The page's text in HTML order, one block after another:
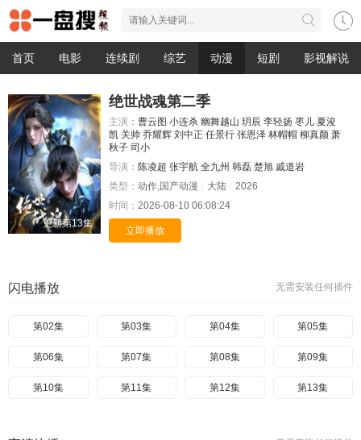
首页 电影 连续剧 综艺 动漫 短剧 影视解说
更新第13集
绝世战魂第二季
主演： 曹云图 小连杀 幽舞越山 玥辰 李轻扬 枣儿 夏浚
凯 关帅 乔耀辉 刘中正 任景行 张恩泽 林帽帽 柳真颜 萧
秋子 司小
导演： 陈凌超 张宇航 全九州 韩磊 楚旭 戚道岩
类型： 动作,国产动漫 大陆
2026
时间： 2026-08-10 06:08:24
立即播放
无需安装任何插件
闪电播放
第02集 第03集 第04集 第05集
第06集 第07集 第08集 第09集
第10集 第11集 第12集 第13集